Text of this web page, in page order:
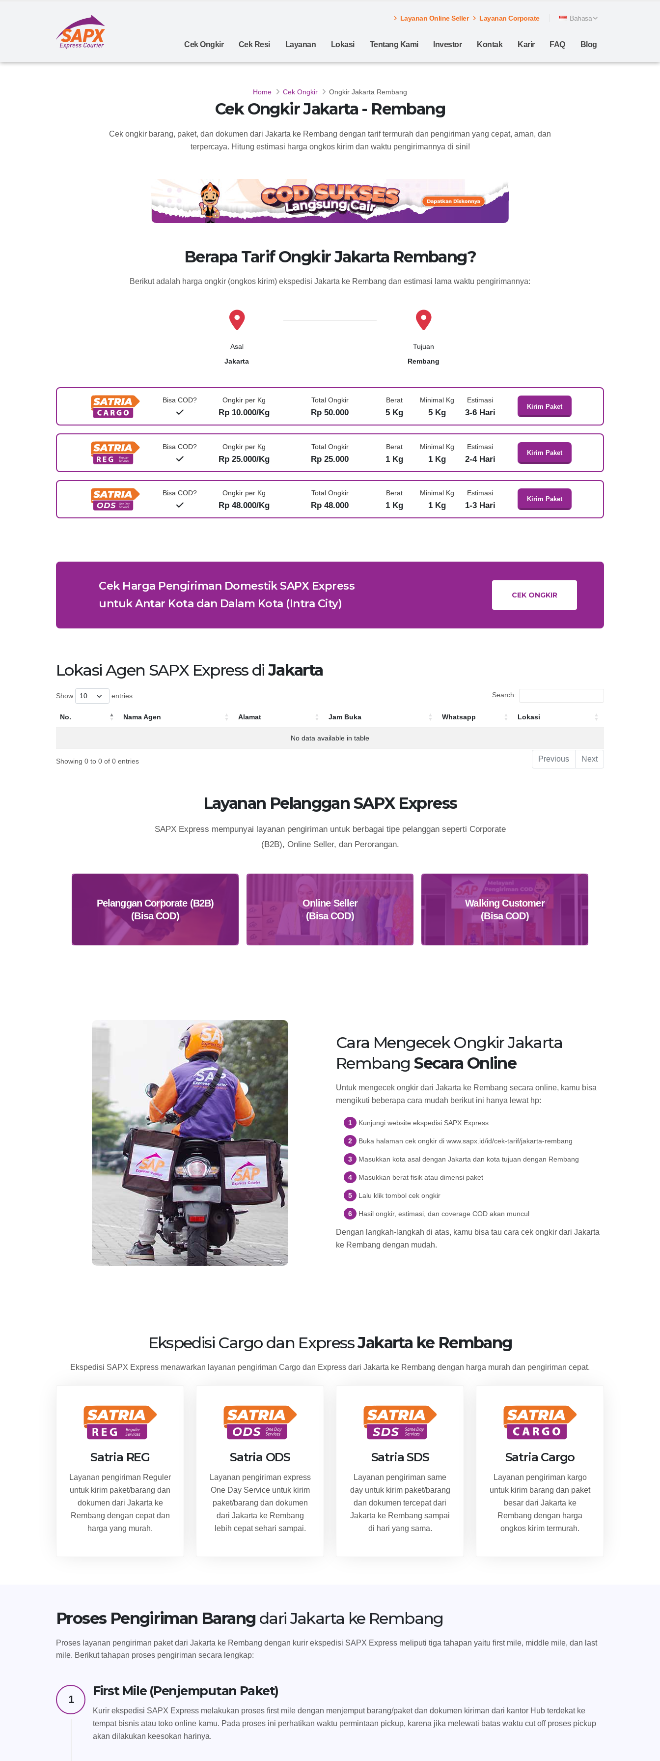
Layanan Online Seller Layanan Corporate Bahasa
Cek Ongkir Cek Resi Layanan Lokasi Tentang Kami Investor Kontak Karir FAQ Blog
Home Cek Ongkir Ongkir Jakarta Rembang
Cek Ongkir Jakarta - Rembang
Cek ongkir barang, paket, dan dokumen dari Jakarta ke Rembang dengan tarif termurah dan pengiriman yang cepat, aman, dan
terpercaya. Hitung estimasi harga ongkos kirim dan waktu pengirimannya di sini!
Berapa Tarif Ongkir Jakarta Rembang?
Berikut adalah harga ongkir (ongkos kirim) ekspedisi Jakarta ke Rembang dan estimasi lama waktu pengirimannya:
Asal
Jakarta
Tujuan
Rembang
Bisa COD? Ongkir per Kg
Rp 10.000/Kg
Total Ongkir
Rp 50.000
Berat
5 Kg
Minimal Kg
5 Kg
Estimasi
3-6 Hari
Kirim Paket
Bisa COD? Ongkir per Kg
Rp 25.000/Kg
Total Ongkir
Rp 25.000
Berat
1 Kg
Minimal Kg
1 Kg
Estimasi
2-4 Hari
Kirim Paket
Bisa COD? Ongkir per Kg
Rp 48.000/Kg
Total Ongkir
Rp 48.000
Berat
1 Kg
Minimal Kg
1 Kg
Estimasi
1-3 Hari
Kirim Paket
Cek Harga Pengiriman Domestik SAPX Express
untuk Antar Kota dan Dalam Kota (Intra City)
CEK ONGKIR
Lokasi Agen SAPX Express diJakarta
Show entries Search:
No. Nama Agen Alamat Jam Buka Whatsapp Lokasi
Jam Buka
No data available in table
Showing 0 to 0 of 0 entries Previous Next
Layanan Pelanggan SAPX Express
SAPX Express mempunyai layanan pengiriman untuk berbagai tipe pelanggan seperti Corporate
(B2B), Online Seller, dan Perorangan.
Pelanggan Corporate (B2B)
(Bisa COD)
Online Seller
(Bisa COD)
Walking Customer
(Bisa COD)
Cara Mengecek Ongkir Jakarta
RembangSecara Online
Untuk mengecek ongkir dari Jakarta ke Rembang secara online, kamu bisa
mengikuti beberapa cara mudah berikut ini hanya lewat hp:
Kunjungi website ekspedisi SAPX Express
Buka halaman cek ongkir di www.sapx.id/id/cek-tarif/jakarta-rembang
Masukkan kota asal dengan Jakarta dan kota tujuan dengan Rembang
Masukkan berat fisik atau dimensi paket
Lalu klik tombol cek ongkir
Hasil ongkir, estimasi, dan coverage COD akan muncul
Dengan langkah-langkah di atas, kamu bisa tau cara cek ongkir dari Jakarta
ke Rembang dengan mudah.
Ekspedisi Cargo dan ExpressJakarta ke Rembang
Ekspedisi SAPX Express menawarkan layanan pengiriman Cargo dan Express dari Jakarta ke Rembang dengan harga murah dan pengiriman cepat.
Satria REG
Layanan pengiriman Reguler
untuk kirim paket/barang dan
dokumen dari Jakarta ke
Rembang dengan cepat dan
harga yang murah.
Satria ODS
Layanan pengiriman express
One Day Service untuk kirim
paket/barang dan dokumen
dari Jakarta ke Rembang
lebih cepat sehari sampai.
Satria SDS
Layanan pengiriman same
day untuk kirim paket/barang
dan dokumen tercepat dari
Jakarta ke Rembang sampai
di hari yang sama.
Satria Cargo
Layanan pengiriman kargo
untuk kirim barang dan paket
besar dari Jakarta ke
Rembang dengan harga
ongkos kirim termurah.
Proses Pengiriman Barang dari Jakarta ke Rembang
Proses layanan pengiriman paket dari Jakarta ke Rembang dengan kurir ekspedisi SAPX Express meliputi tiga tahapan yaitu first mile, middle mile, dan last
mile. Berikut tahapan proses pengiriman secara lengkap:
1
First Mile (Penjemputan Paket)
Kurir ekspedisi SAPX Express melakukan proses first mile dengan menjemput barang/paket dan dokumen kiriman dari kantor Hub terdekat ke
tempat bisnis atau toko online kamu. Pada proses ini perhatikan waktu permintaan pickup, karena jika melewati batas waktu cut off proses pickup
akan dilakukan keesokan harinya.